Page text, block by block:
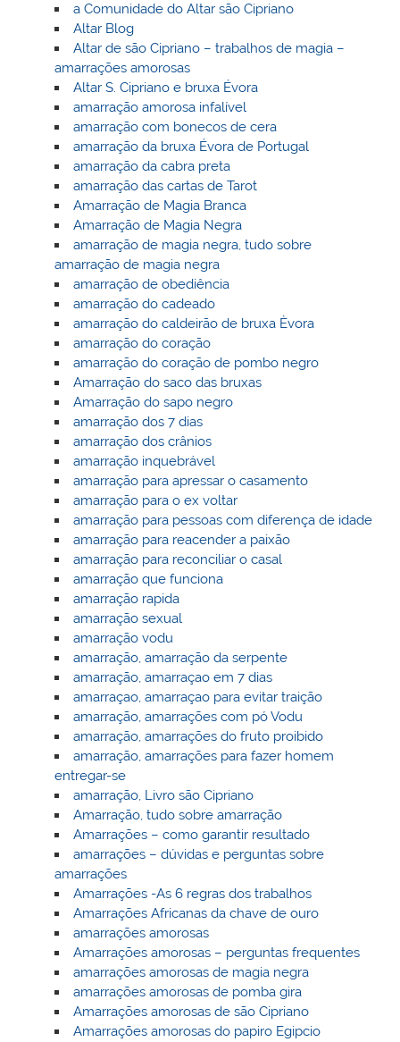
a Comunidade do Altar são Cipriano
Altar Blog
Altar de são Cipriano – trabalhos de magia –
amarrações amorosas
Altar S. Cipriano e bruxa Évora
amarração amorosa infalível
amarração com bonecos de cera
amarração da bruxa Évora de Portugal
amarração da cabra preta
amarração das cartas de Tarot
Amarração de Magia Branca
Amarração de Magia Negra
amarração de magia negra, tudo sobre
amarração de magia negra
amarração de obediência
amarração do cadeado
amarração do caldeirão de bruxa Èvora
amarração do coração
amarração do coração de pombo negro
Amarração do saco das bruxas
Amarração do sapo negro
amarração dos 7 dias
amarração dos crânios
amarração inquebrável
amarração para apressar o casamento
amarração para o ex voltar
amarração para pessoas com diferença de idade
amarração para reacender a paixão
amarração para reconciliar o casal
amarração que funciona
amarração rapida
amarração sexual
amarração vodu
amarração, amarração da serpente
amarração, amarraçao em 7 dias
amarraçao, amarraçao para evitar traição
amarração, amarrações com pó Vodu
amarração, amarrações do fruto proibido
amarração, amarrações para fazer homem
entregar-se
amarração, Livro são Cipriano
Amarração, tudo sobre amarração
Amarrações – como garantir resultado
amarrações – dúvidas e perguntas sobre
amarrações
Amarrações -As 6 regras dos trabalhos
Amarrações Africanas da chave de ouro
amarrações amorosas
Amarrações amorosas – perguntas frequentes
amarrações amorosas de magia negra
amarrações amorosas de pomba gira
Amarrações amorosas de são Cipriano
Amarrações amorosas do papiro Egipcio